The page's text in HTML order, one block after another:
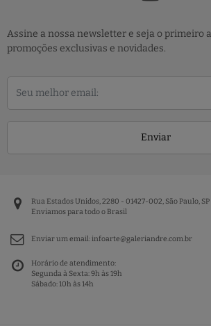
Assine a nossa newsletter e seja o primeiro
promoções exclusivas e novidades.
Enviar
Rua Estados Unidos, 2280 - 01427-002, São Paulo, SP
Enviamos para todo o Brasil
Enviar um email:infoarte@galeriandre.com.br
Horário de atendimento:
Segunda à Sexta: 9h às 19h
Sábado: 10h às 14h